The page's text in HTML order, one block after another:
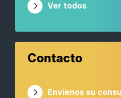
Ver todos
Contacto
Envienos su